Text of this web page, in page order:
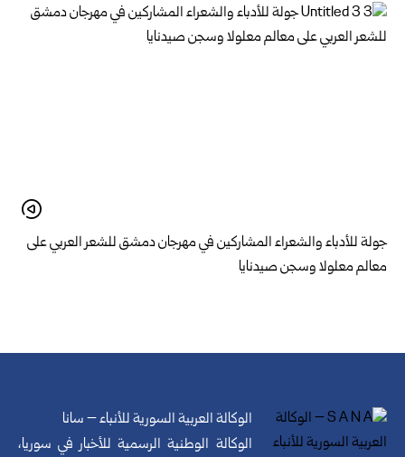
جولة للأدباء والشعراء المشاركين في مهرجان دمشق للشعر العربي على
معالم معلولا وسجن صيدنايا
الوكالة العربية السورية للأنباء – سانا
الوكالة الوطنية الرسمية للأخبار في سوريا،